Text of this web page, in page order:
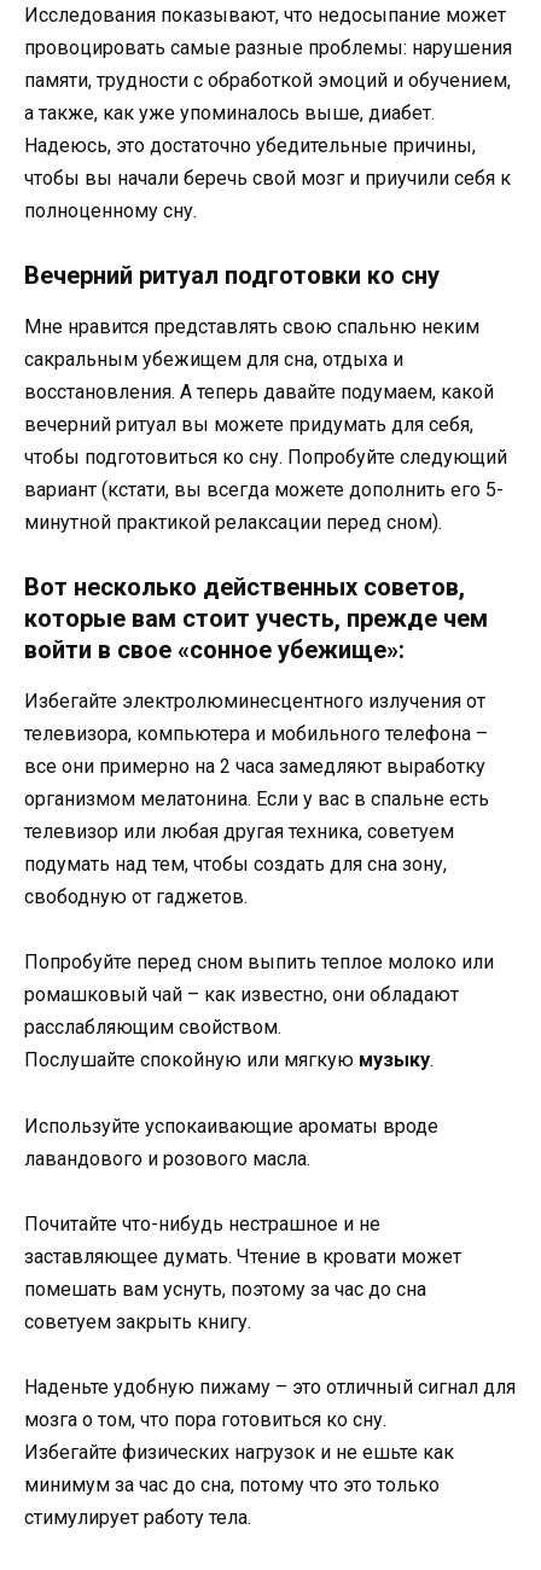
Исследования показывают, что недосыпание может
провоцировать самые разные проблемы: нарушения
памяти, трудности с обработкой эмоций и обучением,
а также, как уже упоминалось выше, диабет.
Надеюсь, это достаточно убедительные причины,
чтобы вы начали беречь свой мозг и приучили себя к
полноценному сну.
Вечерний ритуал подготовки ко сну
Мне нравится представлять свою спальню неким
сакральным убежищем для сна, отдыха и
восстановления. А теперь давайте подумаем, какой
вечерний ритуал вы можете придумать для себя,
чтобы подготовиться ко сну. Попробуйте следующий
вариант (кстати, вы всегда можете дополнить его 5-
минутной практикой релаксации перед сном).
Вот несколько действенных советов,
которые вам стоит учесть, прежде чем
войти в свое «сонное убежище»:
Избегайте электролюминесцентного излучения от
телевизора, компьютера и мобильного телефона –
все они примерно на 2 часа замедляют выработку
организмом мелатонина. Если у вас в спальне есть
телевизор или любая другая техника, советуем
подумать над тем, чтобы создать для сна зону,
свободную от гаджетов.
Попробуйте перед сном выпить теплое молоко или
ромашковый чай – как известно, они обладают
расслабляющим свойством.
Послушайте спокойную или мягкую музыку.
Используйте успокаивающие ароматы вроде
лавандового и розового масла.
Почитайте что-нибудь нестрашное и не
заставляющее думать. Чтение в кровати может
помешать вам уснуть, поэтому за час до сна
советуем закрыть книгу.
Наденьте удобную пижаму – это отличный сигнал для
мозга о том, что пора готовиться ко сну.
Избегайте физических нагрузок и не ешьте как
минимум за час до сна, потому что это только
стимулирует работу тела.